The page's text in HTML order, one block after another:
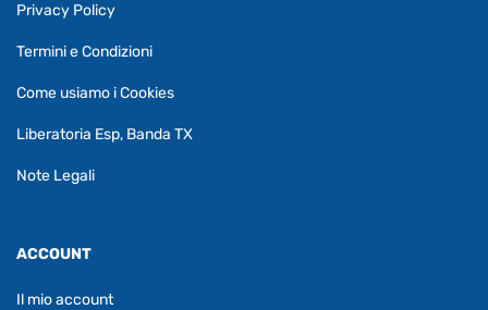
Privacy Policy
Termini e Condizioni
Come usiamo i Cookies
Liberatoria Esp, Banda TX
Note Legali
ACCOUNT
Il mio account